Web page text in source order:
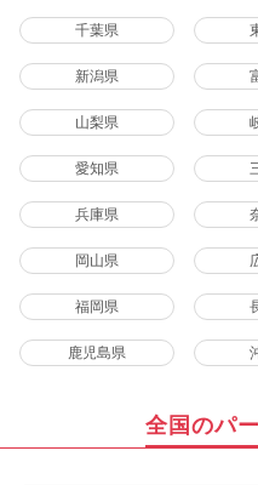
千葉県
新潟県
山梨県
愛知県
兵庫県
岡山県
福岡県
鹿児島県
全国のパ